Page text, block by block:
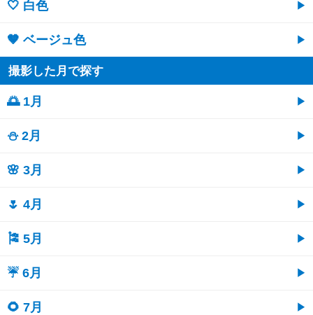
🤍 白色
🤎 ベージュ色
撮影した月で探す
🌅 1月
⛄ 2月
🌸 3月
🌷 4月
🎏 5月
☔ 6月
🌻 7月